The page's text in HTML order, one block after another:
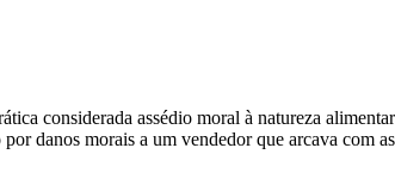
considerada assédio moral à natureza
danos morais a um vendedor que arcava com